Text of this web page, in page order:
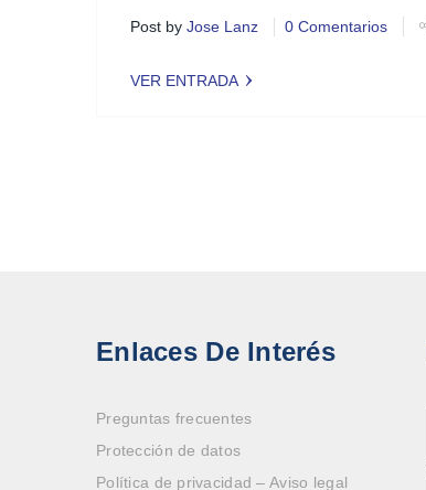
Post by Jose Lanz 0 Comentarios
VER ENTRADA
Enlaces De Interés
Preguntas frecuentes
Protección de datos
Política de privacidad – Aviso legal